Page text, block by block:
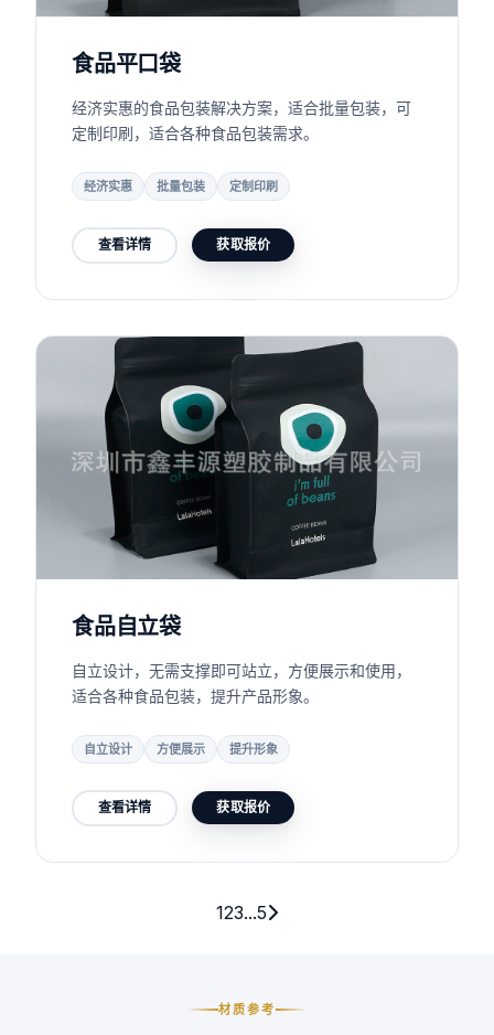
食品平口袋
经济实惠的食品包装解决方案，适合批量包装，可
定制印刷，适合各种食品包装需求。
经济实惠 批量包装 定制印刷
查看详情 获取报价
食品自立袋
自立设计，无需支撑即可站立，方便展示和使用，
适合各种食品包装，提升产品形象。
自立设计 方便展示 提升形象
查看详情 获取报价
123...5
材质参考